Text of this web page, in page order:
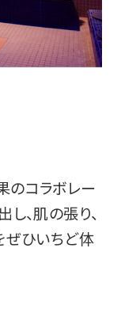
のコラボレー
、肌の張り、
ぜひいちど体